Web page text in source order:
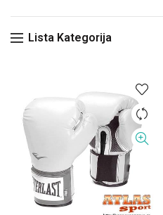
Lista Kategorija